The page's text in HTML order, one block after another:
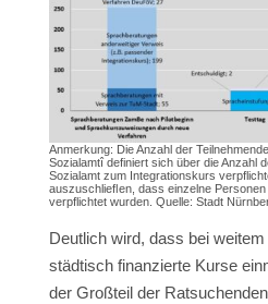
Anmerkung: Die Anzahl der
Sozialamtî definiert sich über die Anzahl
Sozialamt zum Integrationskurs
auszuschlieﬂen, dass einzelne
verpflichtet wurden. Quelle: Stadt
Deutlich wird, dass bei
städtisch finanzierte Kurse
der Großteil der